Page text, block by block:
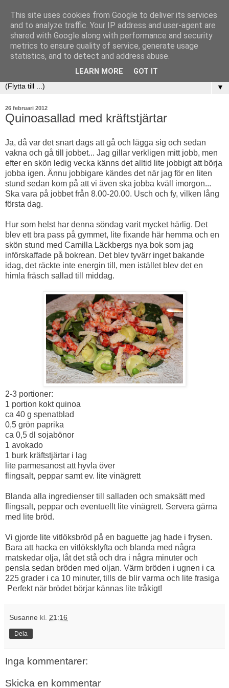
▼
26 februari 2012
Quinoasallad med kräftstjärtar
Ja, då var det snart dags att gå och lägga sig och sedan
vakna och gå till jobbet... Jag gillar verkligen mitt jobb, men
efter en skön ledig vecka känns det alltid lite jobbigt att börja
jobba igen. Ännu jobbigare kändes det när jag för en liten
stund sedan kom på att vi även ska jobba kväll imorgon...
Ska vara på jobbet från 8.00-20.00. Usch och fy, vilken lång
första dag.
Hur som helst har denna söndag varit mycket härlig. Det
blev ett bra pass på gymmet, lite fixande här hemma och en
skön stund med Camilla Läckbergs nya bok som jag
införskaffade på bokrean. Det blev tyvärr inget bakande
idag, det räckte inte energin till, men istället blev det en
himla fräsch sallad till middag.
2-3 portioner:
1 portion kokt quinoa
ca 40 g spenatblad
0,5 grön paprika
ca 0,5 dl sojabönor
1 avokado
1 burk kräftstjärtar i lag
lite parmesanost att hyvla över
flingsalt, peppar samt ev. lite vinägrett
Blanda alla ingredienser till salladen och smaksätt med
flingsalt, peppar och eventuellt lite vinägrett. Servera gärna
med lite bröd.
Vi gjorde lite vitlöksbröd på en baguette jag hade i frysen.
Bara att hacka en vitlöksklyfta och blanda med några
matskedar olja, låt det stå och dra i några minuter och
pensla sedan bröden med oljan. Värm bröden i ugnen i ca
225 grader i ca 10 minuter, tills de blir varma och lite frasiga
Perfekt när brödet börjar kännas lite tråkigt!
Susanne kl. 21:16
Dela
Inga kommentarer:
Skicka en kommentar
This site uses cookies from Google to deliver its services
and to analyze traffic. Your IP address and user-agent are
shared with Google along with performance and security
metrics to ensure quality of service, generate usage
statistics, and to detect and address abuse.
LEARN MORE GOT IT